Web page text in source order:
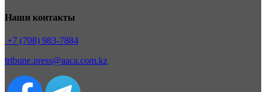
Наши контакты
+7 (708) 983-7884
tribune.press@aaca.com.kz